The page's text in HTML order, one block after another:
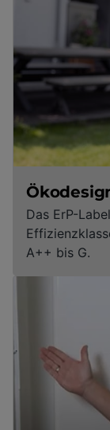
Das ErP-
A++ bis G.